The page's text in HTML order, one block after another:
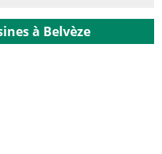
à Belvèze